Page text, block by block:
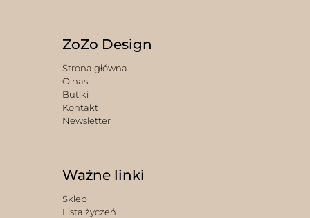
ZoZo Design
Strona główna
O nas
Butiki
Kontakt
Newsletter
Ważne linki
Sklep
Lista życzeń